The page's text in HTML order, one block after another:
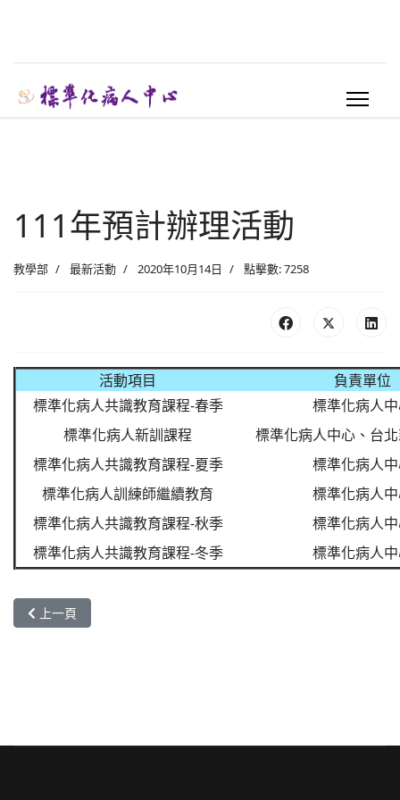
111年預計辦理活動
教學部 最新活動 2020年10月14日 點擊數: 7258
活動項目
負責單位
標準化病人共識教育課程-春季
標準化病人
標準化病人新訓課程
標準化病人中心、台
標準化病人共識教育課程-夏季
標準化病人
標準化病人訓練師繼續教育
標準化病人
標準化病人共識教育課程-秋季
標準化病人
標準化病人共識教育課程-冬季
標準化病人
上一篇文章: 112年預計辦理活動
上一頁